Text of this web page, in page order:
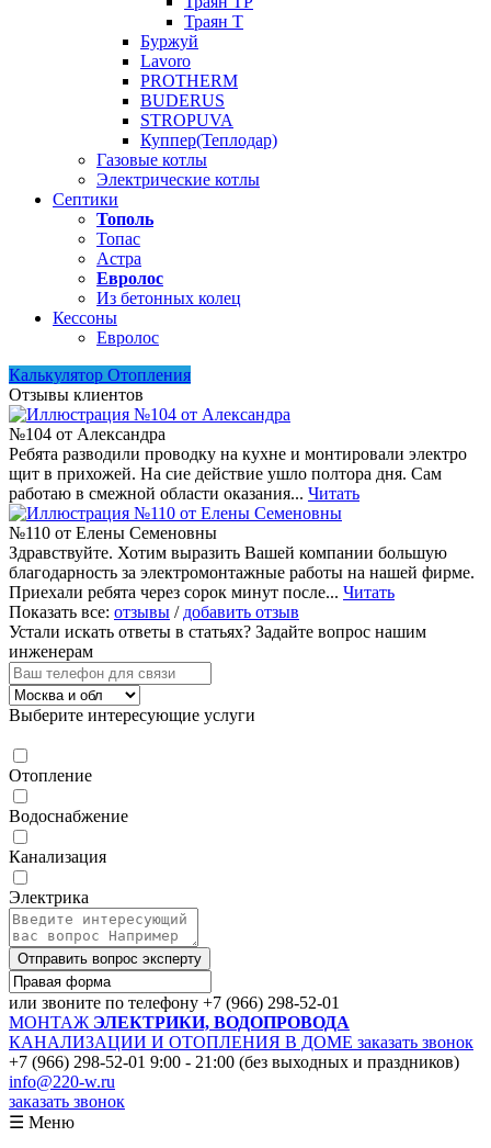
Траян Т
Буржуй
Lavoro
PROTHERM
BUDERUS
STROPUVA
Куппер(Теплодар)
Газовые котлы
Электрические котлы
Септики
Тополь
Топас
Астра
Евролос
Из бетонных колец
Кессоны
Евролос
Калькулятор Отопления
Отзывы клиентов
№104 от Александра
Ребята разводили проводку на кухне и монтировали электро
щит в прихожей. На сие действие ушло полтора дня. Сам
работаю в смежной области оказания... Читать
№110 от Елены Семеновны
Здравствуйте. Хотим выразить Вашей компании большую
благодарность за электромонтажные работы на нашей фирме.
Приехали ребята через сорок минут после... Читать
Показать все: отзывы / добавить отзыв
Устали искать ответы в статьях? Задайте вопрос нашим
инженерам
Выберите интересующие услуги
Отопление
Водоснабжение
Канализация
Электрика
Отправить вопрос эксперту
или звоните по телефону +7 (966) 298-52-01
МОНТАЖ ЭЛЕКТРИКИ, ВОДОПРОВОДА
КАНАЛИЗАЦИИ И ОТОПЛЕНИЯ В ДОМЕ заказать звонок
+7 (966) 298-52-01 9:00 - 21:00 (без выходных и праздников)
info@220-w.ru
заказать звонок
☰ Меню